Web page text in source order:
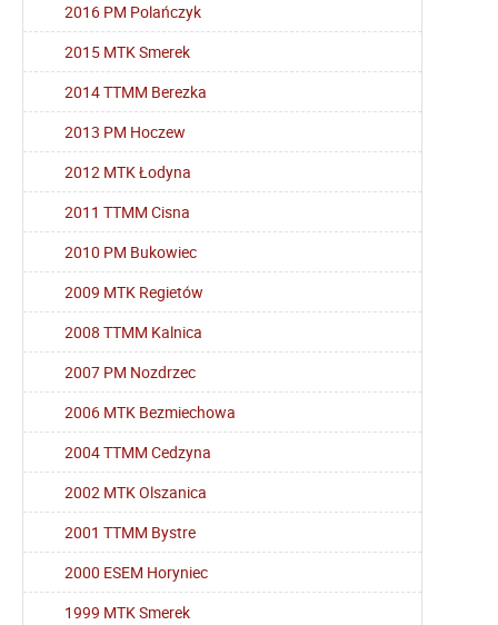
2016 PM Polańczyk
2015 MTK Smerek
2014 TTMM Berezka
2013 PM Hoczew
2012 MTK Łodyna
2011 TTMM Cisna
2010 PM Bukowiec
2009 MTK Regietów
2008 TTMM Kalnica
2007 PM Nozdrzec
2006 MTK Bezmiechowa
2004 TTMM Cedzyna
2002 MTK Olszanica
2001 TTMM Bystre
2000 ESEM Horyniec
1999 MTK Smerek